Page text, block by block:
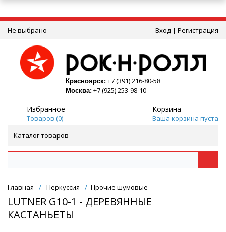
Не выбрано Вход | Регистрация
Красноярск: +7 (391) 216-80-58
Москва: +7 (925) 253-98-10
Избранное
Товаров (0)
Корзина
Ваша корзина пуста
Каталог товаров
Главная / Перкуссия / Прочие шумовые
LUTNER G10-1 - ДЕРЕВЯННЫЕ
КАСТАНЬЕТЫ